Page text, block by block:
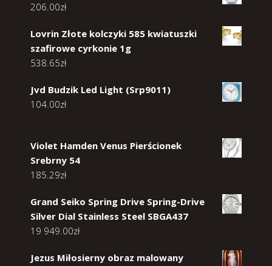
206.00zł
Lovrin Złote kolczyki 585 kwiatuszki
szafirowe cyrkonie 1g
538.65zł
Jvd Budzik Led Light (Srp9011)
104.00zł
Violet Hamden Venus Pierścionek
Srebrny 54
185.29zł
Grand Seiko Spring Drive Spring-Drive
Silver Dial Stainless Steel SBGA437
19 949.00zł
Jezus Miłosierny obraz malowany